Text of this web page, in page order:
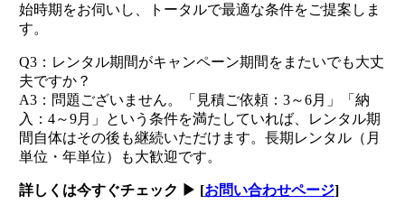
始時期をお伺いし、トータルで最適な条件をご提案しま
す。
Q3：レンタル期間がキャンペーン期間をまたいでも大丈
夫ですか？
A3：問題ございません。「見積ご依頼：3～6月」「納
入：4～9月」という条件を満たしていれば、レンタル期
間自体はその後も継続いただけます。長期レンタル（月
単位・年単位）も大歓迎です。
詳しくは今すぐチェック ▶ [お問い合わせページ]